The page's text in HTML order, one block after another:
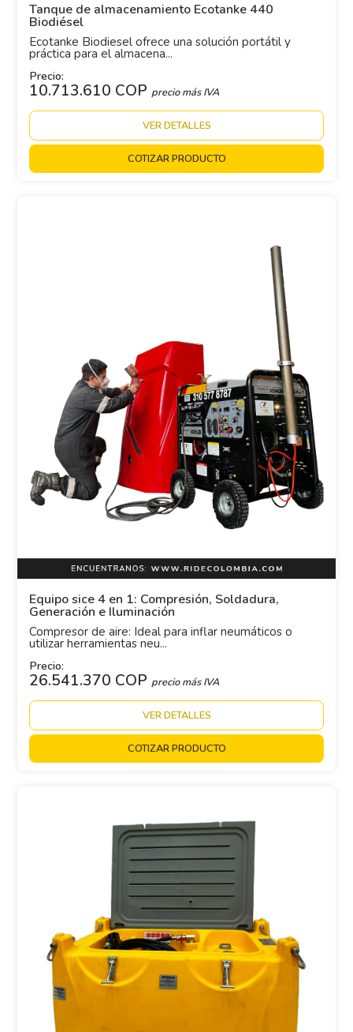
Tanque de almacenamiento Ecotanke 440
Biodiésel
Ecotanke Biodiesel ofrece una solución portátil y
práctica para el almacena...
Precio:
10.713.610 COPprecio más IVA
VER DETALLES
COTIZAR PRODUCTO
Equipo sice 4 en 1: Compresión, Soldadura,
Generación e Iluminación
Compresor de aire: Ideal para inflar neumáticos o
utilizar herramientas neu...
Precio:
26.541.370 COPprecio más IVA
VER DETALLES
COTIZAR PRODUCTO